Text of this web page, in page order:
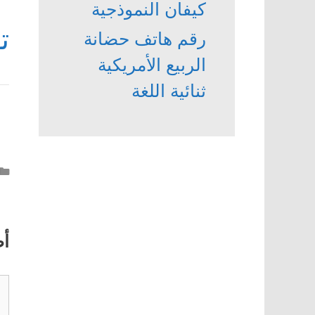
كيفان النموذجية
رقم هاتف حضانة
الربيع الأمريكية
ثنائية اللغة